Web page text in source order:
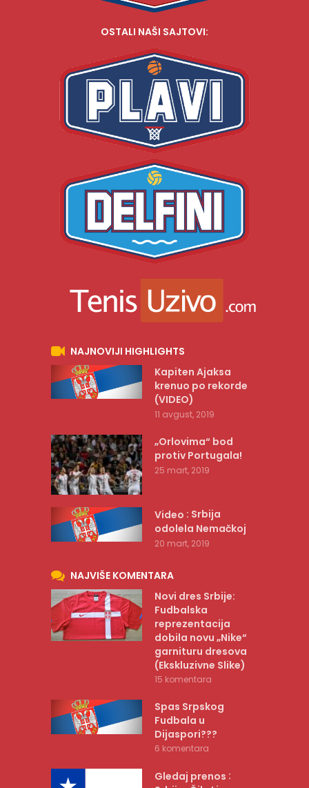
OSTALI NAŠI SAJTOVI:
NAJNOVIJI HIGHLIGHTS
Kapiten Ajaksa
krenuo po rekorde
(VIDEO)
11 avgust, 2019
„Orlovima“ bod
protiv Portugala!
25 mart, 2019
Video : Srbija
odolela Nemačkoj
20 mart, 2019
NAJVIŠE KOMENTARA
Novi dres Srbije:
Fudbalska
reprezentacija
dobila novu „Nike“
garnituru dresova
(Ekskluzivne Slike)
15 komentara
Spas Srpskog
Fudbala u
Dijaspori???
6 komentara
Gledaj prenos :